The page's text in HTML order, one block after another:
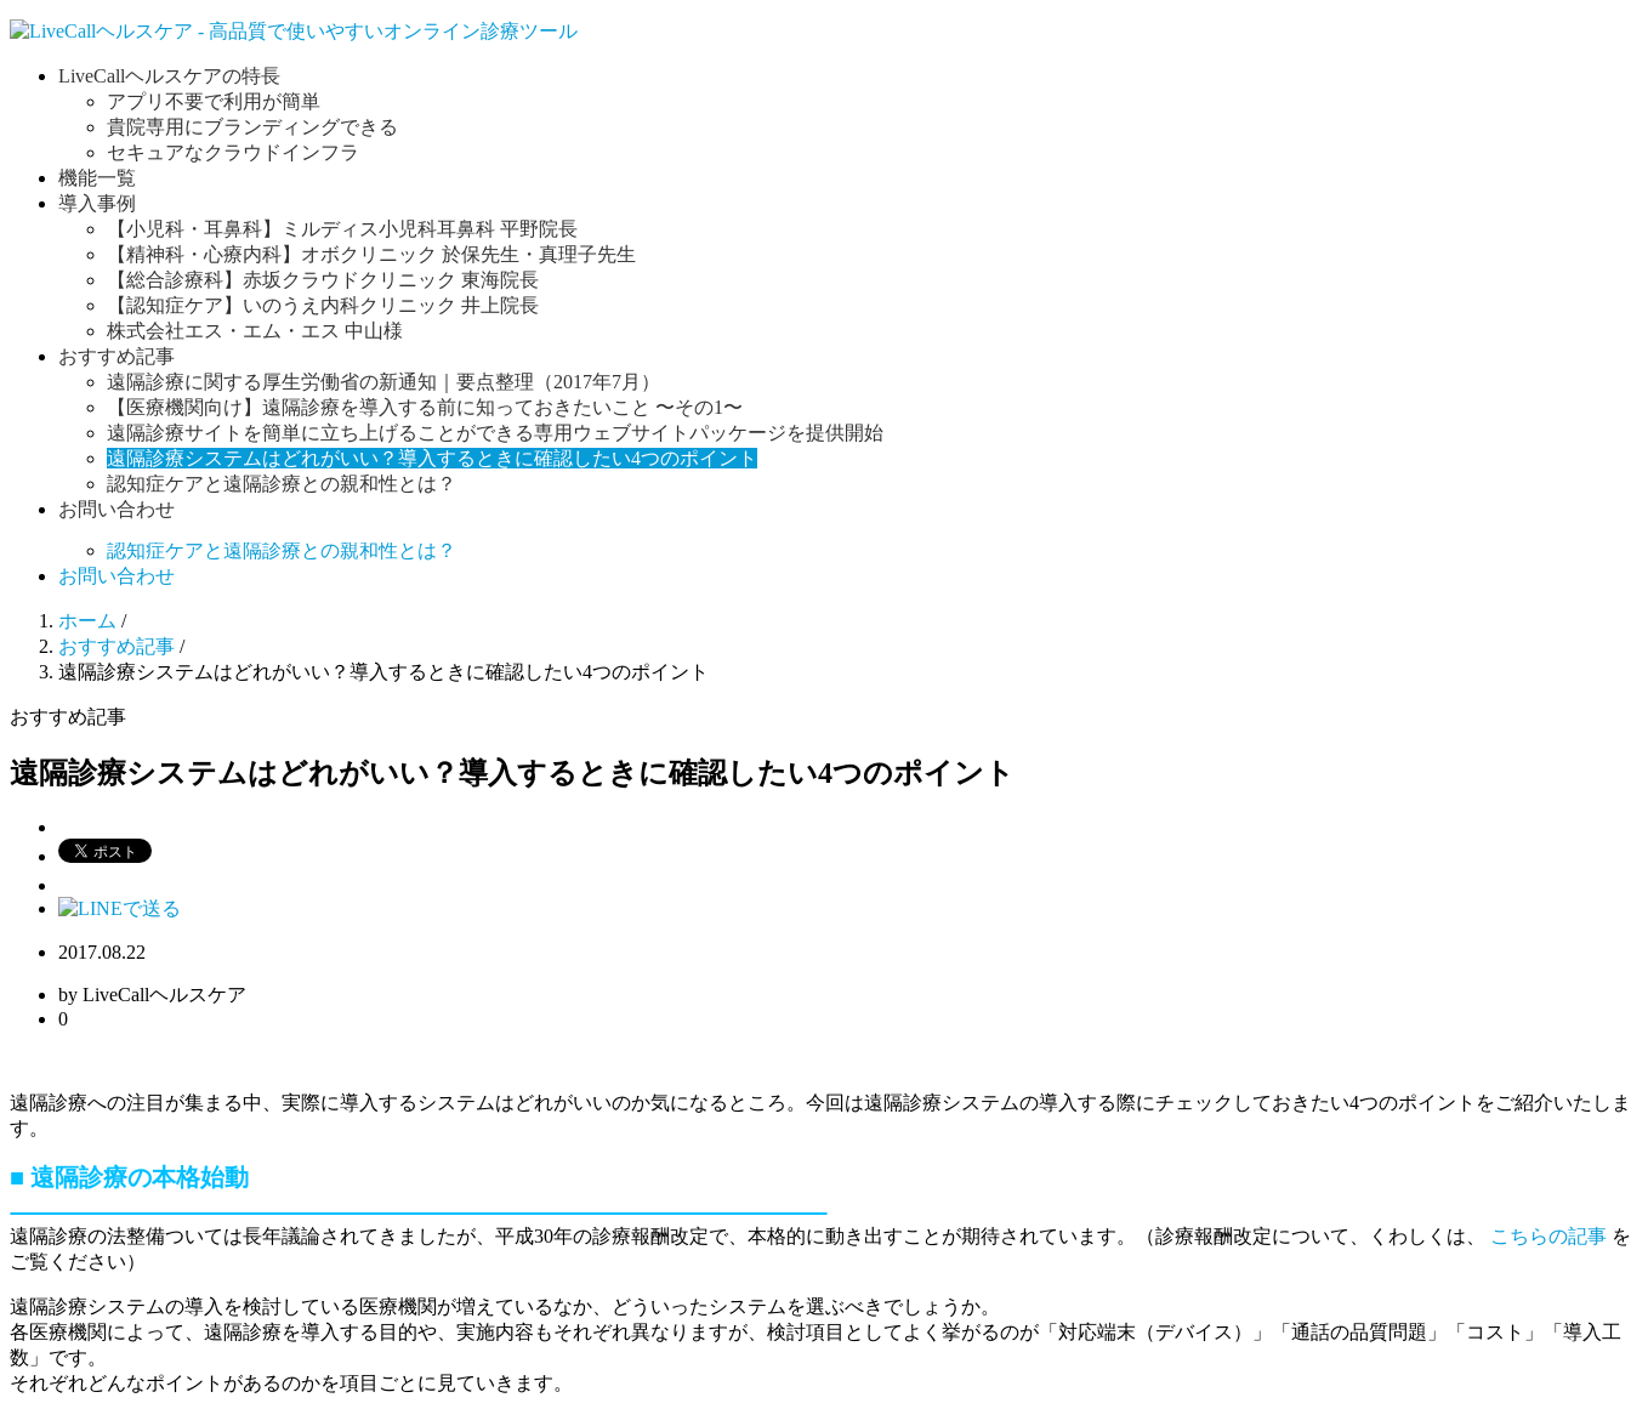
Warning: count(): Parameter must be an array or an object that implements Countable in
LiveCallヘルスケアの特長
アプリ不要で利用が簡単
貴院専用にブランディングできる
セキュアなクラウドインフラ
機能一覧
導入事例
【小児科・耳鼻科】ミルディス小児科耳鼻科 平野院長
【精神科・心療内科】オボクリニック 於保先生・真理子先生
【総合診療科】赤坂クラウドクリニック 東海院長
【認知症ケア】いのうえ内科クリニック 井上院長
株式会社エス・エム・エス 中山様
おすすめ記事
遠隔診療に関する厚生労働省の新通知｜要点整理（2017年7月）
【医療機関向け】遠隔診療を導入する前に知っておきたいこと 〜その1〜
遠隔診療サイトを簡単に立ち上げることができる専用ウェブサイトパッケージを提供開始
遠隔診療システムはどれがいい？導入するときに確認したい4つのポイント
認知症ケアと遠隔診療との親和性とは？
お問い合わせ
ブログコンテンツ
LiveCallヘルスケアの特長
アプリ不要で利用が簡単
貴院専用にブランディングできる
セキュアなクラウドインフラ
機能一覧
導入事例
【小児科・耳鼻科】ミルディス小児科耳鼻科 平野院長
【精神科・心療内科】オボクリニック 於保先生・真理子先生
【総合診療科】赤坂クラウドクリニック 東海院長
【認知症ケア】いのうえ内科クリニック 井上院長
株式会社エス・エム・エス 中山様
おすすめ記事
遠隔診療に関する厚生労働省の新通知｜要点整理（2017年7月）
【医療機関向け】遠隔診療を導入する前に知っておきたいこと 〜その1〜
遠隔診療サイトを簡単に立ち上げることができる専用ウェブサイトパッケージを提供開始
遠隔診療システムはどれがいい？導入するときに確認したい4つのポイント
認知症ケアと遠隔診療との親和性とは？
お問い合わせ
ホーム /
おすすめ記事 /
遠隔診療システムはどれがいい？導入するときに確認したい4つのポイント
おすすめ記事
遠隔診療システムはどれがいい？導入するときに確認したい4つのポイント
2017.08.22
by LiveCallヘルスケア
0
遠隔診療への注目が集まる中、実際に導入するシステムはどれがいいのか気になるところ。今回は遠隔診療システムの導入する際にチェックしておきたい4つのポイントをご紹介いたしま
す。
遠隔診療の本格始動
遠隔診療の法整備ついては長年議論されてきましたが、平成30年の診療報酬改定で、本格的に動き出すことが期待されています。（診療報酬改定について、くわしくは、 こちらの記事 を
ご覧ください）
遠隔診療システムの導入を検討している医療機関が増えているなか、どういったシステムを選ぶべきでしょうか。
各医療機関によって、遠隔診療を導入する目的や、実施内容もそれぞれ異なりますが、検討項目としてよく挙がるのが「対応端末（デバイス）」「通話の品質問題」「コスト」「導入工
数」です。
それぞれどんなポイントがあるのかを項目ごとに見ていきます。